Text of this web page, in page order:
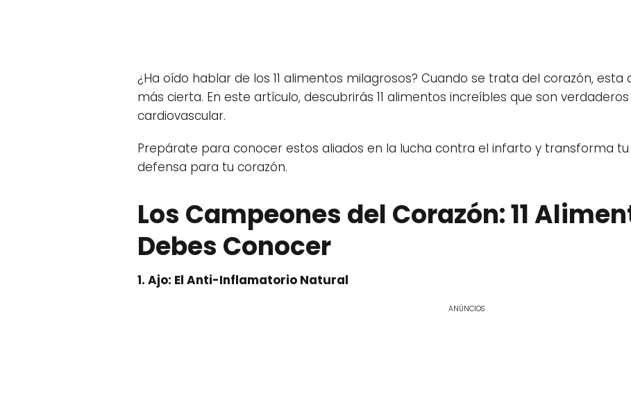
¿Ha oído hablar de los 11 alimentos milagrosos? Cuando se trata del corazón, esta
más cierta. En este artículo, descubrirás 11 alimentos increíbles que son
cardiovascular.
Prepárate para conocer estos aliados en la lucha contra el infarto y transforma
defensa para tu corazón.
Los Campeones del Corazón: 11
Debes Conocer
1. Ajo: El Anti-Inflamatorio Natural
ANÚNCIOS